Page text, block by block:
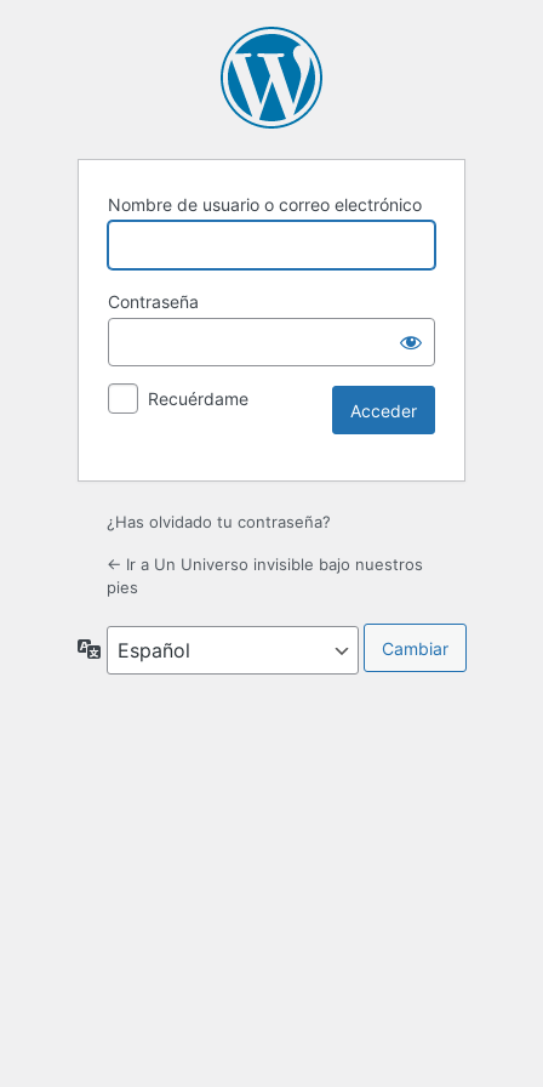
Nombre de usuario o correo electrónico
Contraseña
Recuérdame
¿Has olvidado tu contraseña?
← Ir a Un Universo invisible bajo nuestros
pies
Idioma